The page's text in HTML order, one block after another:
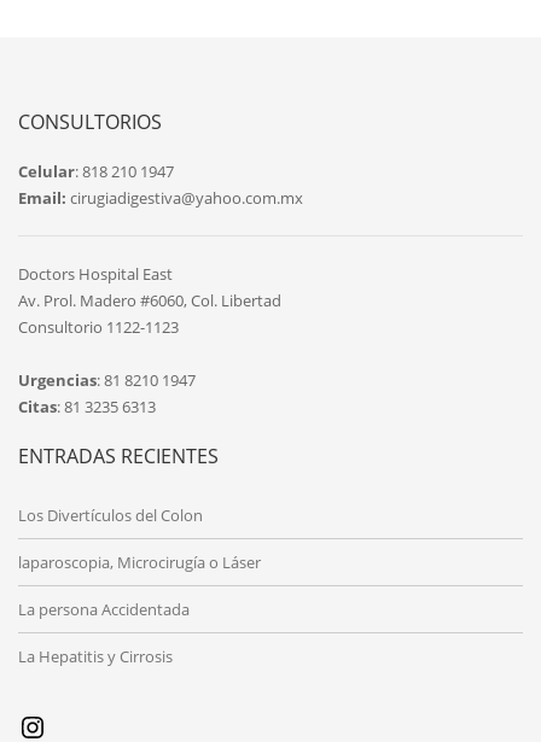
CONSULTORIOS
Celular: 818 210 1947
Email: cirugiadigestiva@yahoo.com.mx
Doctors Hospital East
Av. Prol. Madero #6060, Col. Libertad
Consultorio 1122-1123
Urgencias: 81 8210 1947
Citas: 81 3235 6313
ENTRADAS RECIENTES
Los Divertículos del Colon
laparoscopia, Microcirugía o Láser
La persona Accidentada
La Hepatitis y Cirrosis